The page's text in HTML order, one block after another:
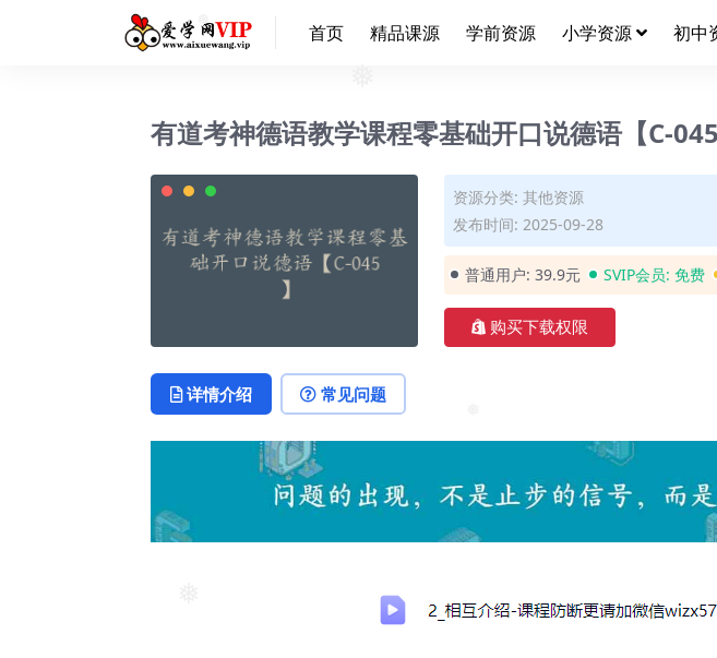
❅ 首页 精品课源 学前资源 小学资源 初中
有道考神德语教学课程零基础开口说德语【C-045
资源分类: 其他资源
发布时间: 2025-09-28
普通用户: 39.9元 SVIP会员: 免费
购买下载权限
详情介绍 常见问题